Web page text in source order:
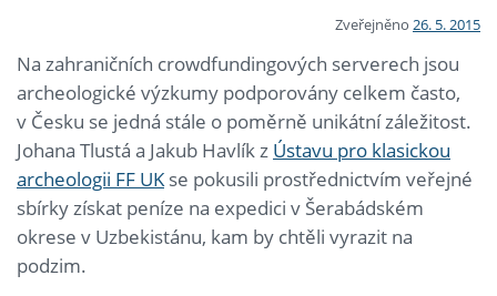
Zveřejněno 26. 5. 2015
Na zahraničních crowdfundingových serverech jsou
archeologické výzkumy podporovány celkem často,
v Česku se jedná stále o poměrně unikátní záležitost.
Johana Tlustá a Jakub Havlík z Ústavu pro klasickou
archeologii FF UKse pokusili prostřednictvím veřejné
sbírky získat peníze na expedici v Šerabádském
okrese v Uzbekistánu, kam by chtěli vyrazit na
podzim.